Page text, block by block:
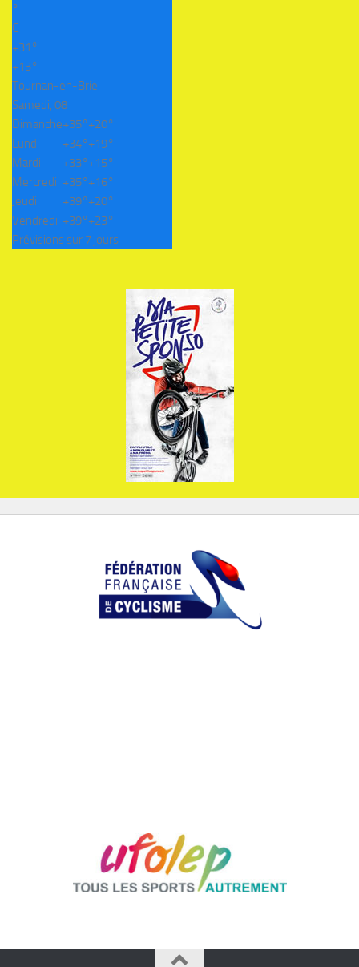
°
C
+31°
+13°
Tournan-en-Brie
Samedi, 08
Dimanche+35°+20°
Lundi
+34°+19°
Mardi
+33°+15°
Mercredi +35°+16°
Jeudi
+39°+20°
Vendredi +39°+23°
Prévisions sur 7 jours